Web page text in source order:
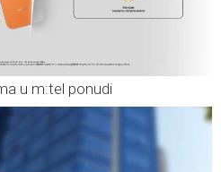
u m:tel ponudi